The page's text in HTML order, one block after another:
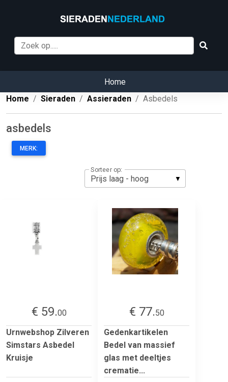
Home
Home
Sieraden Assieraden Asbedels
asbedels
MERK:
Sorteer op:
€ 59.00
Urnwebshop Zilveren
Simstars Asbedel
Kruisje
€ 77.50
Gedenkartikelen
Bedel van massief
glas met deeltjes
crematie...